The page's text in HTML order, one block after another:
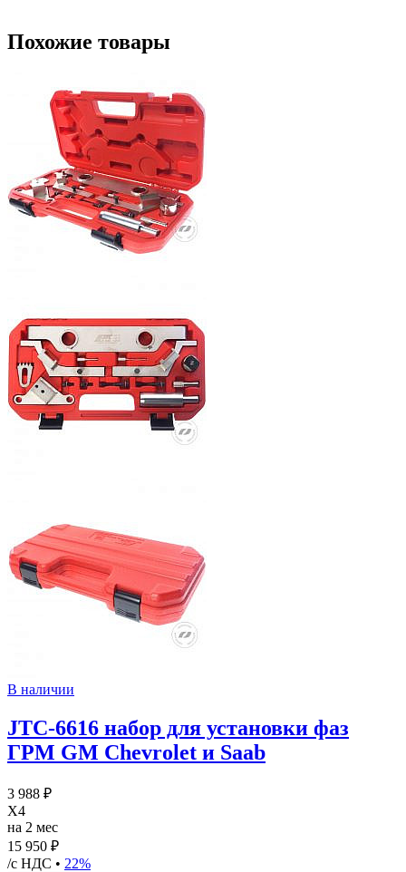
Похожие товары
В наличии
JTC-6616 набор для установки фаз
ГРМ GM Chevrolet и Saab
3 988 ₽
X4
на 2 мес
15 950 ₽
/с НДС • 22%